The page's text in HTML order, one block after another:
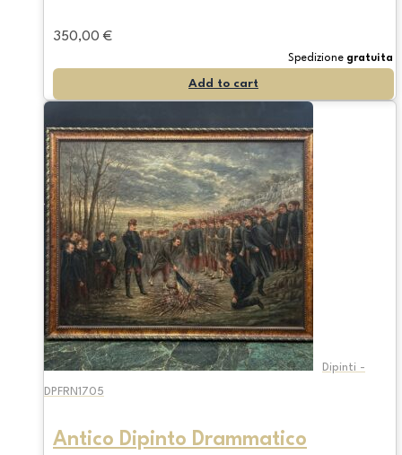
350,00 €
Spedizione gratuita
Add to cart
Dipinti -
DPFRN1705
Antico Dipinto Drammatico